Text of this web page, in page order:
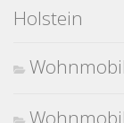
Holstein